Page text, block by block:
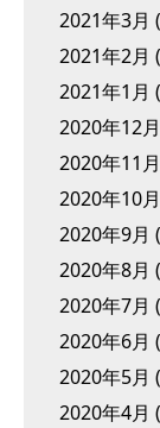
2021年3月
2021年2月
2021年1月
2020年12月
2020年11月
2020年10月
2020年9月
2020年8月
2020年7月
2020年6月
2020年5月
2020年4月